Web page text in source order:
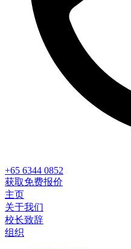
+65 6344 0852
获取免费报价
主页
关于我们
校长致辞
组织